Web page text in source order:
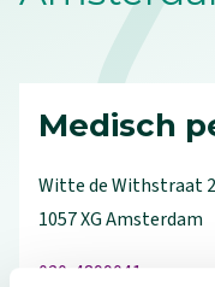
Medisch
Witte de Withstraat
1057 XGAmsterdam
020-4899041